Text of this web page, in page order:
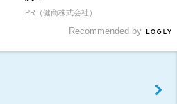
PR（健商株式会社）
Recommended by